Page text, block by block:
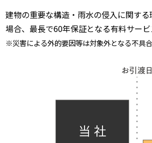
建物の重要な構造・雨水の侵入に関す
場合、最長で60年保証となる有料サービ
※災害による外的要因等は対象外となる不具